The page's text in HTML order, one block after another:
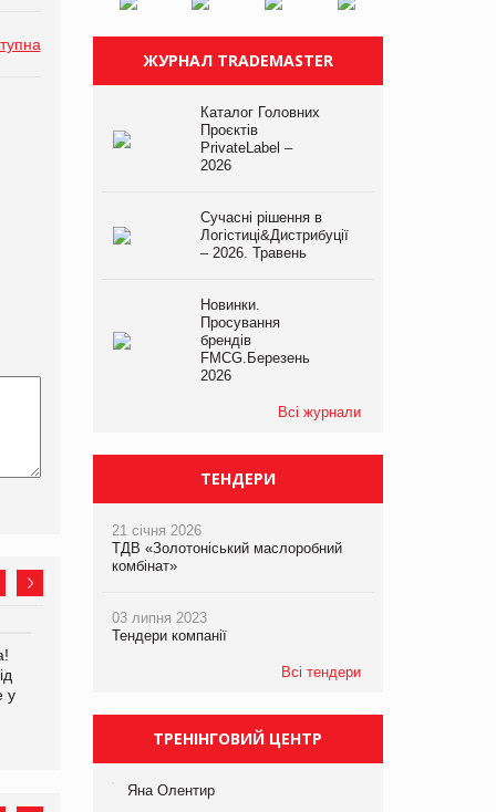
у
не очікують побачити на
платформі
збиток у першому півріччі
ЖУРНАЛ TRADEMASTER
Каталог Головних
Проєктів
PrivateLabel –
2026
Сучасні рішення в
Логістиці&Дистрибуції
– 2026. Травень
Новинки.
Просування
брендів
FMCG.Березень
2026
Всі журнали
ТЕНДЕРИ
21 січня 2026
ТДВ «Золотоніський маслоробний
комбінат»
03 липня 2023
Тендери компанії
Всі тендери
ТРЕНІНГОВИЙ ЦЕНТР
Яна Олентир